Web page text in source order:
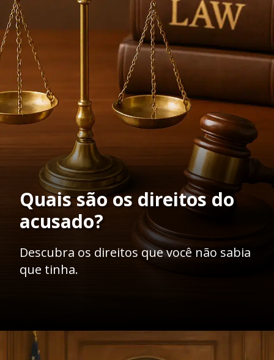
Quais são os direitos do
acusado?
Descubra os direitos que você não sabia
que tinha.
Opening